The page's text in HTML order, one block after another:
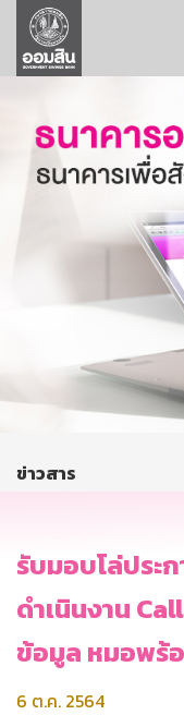
ลูกค้าธุรกิจ
ลูกค้าผู้ประกอบร
ออมเพื่อสุข
เกี่ยวกับธนาคาร
การพัฒนาที่ยั่ง
บริการทางการเ
ติดต่อเรา
บริการออนไลน์
ข่าวสาร
รับมอบโล่ประ
ดำเนินงาน
ข้อมูล หมอพร้
6 ต.ค. 2564